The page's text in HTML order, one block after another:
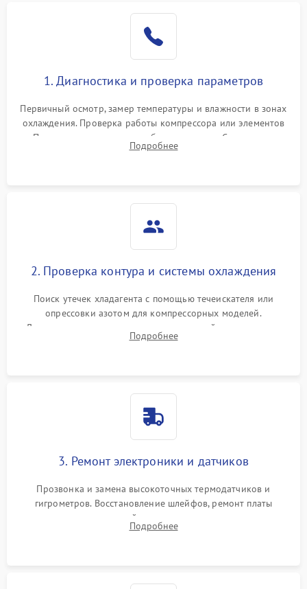
1. Диагностика и проверка параметров
Первичный осмотр, замер температуры и влажности в зонах
охлаждения. Проверка работы компрессора или элементов
Пельтье, оценка уровня вибрации и шума. Считывание
ошибок с модуля управления.
Подробнее
2. Проверка контура и системы охлаждения
Поиск утечек хладагента с помощью течеискателя или
опрессовки азотом для компрессорных моделей.
Диагностика термоэлектрических модулей, радиаторов и
кулеров на предмет перегрева или выхода из строя.
Подробнее
3. Ремонт электроники и датчиков
Прозвонка и замена высокоточных термодатчиков и
гигрометров. Восстановление шлейфов, ремонт платы
управления, отвечающей за поддержание микроклимата.
Проверка систем защиты от УФ-излучения и подсветки.
Подробнее